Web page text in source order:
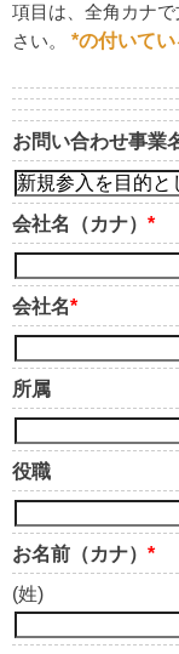
項目は、全角カナ
さい。 *の付いてい
お問い合わせ事業
会社名（カナ） *
会社名*
所属
役職
お名前（カナ） *
(姓)